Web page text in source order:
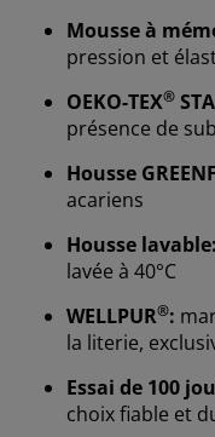
Mousse à
pression et
OEKO-TEX®
présence de
Housse
acariens
Housse lavable:
lavée à 40°C
WELLPUR®:
la literie,
Essai de 100
choix fiable et
Nous
Chez JYSK, nous